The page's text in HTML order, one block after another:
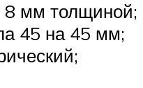
8 мм толщиной;
45 на 45 мм;